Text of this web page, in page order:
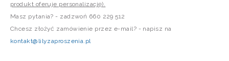
produkt oferuje personalizację).
Masz pytania? - zadzwoń 660 229 512
Chcesz złożyć zamówienie przez e-mail? - napisz na
kontakt@lilyzaproszenia.pl